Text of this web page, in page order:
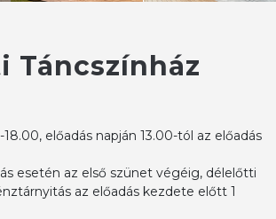
Táncszínház
előadás napján 13.00-tól az előadás
esetén az első szünet végéig, délelőtti
az előadás kezdete előtt 1